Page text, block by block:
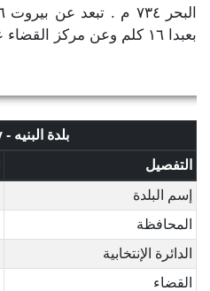
بعبدا ١٦ كلم وعن مركز القضاء عاليه ١٢ كلم.
بلدة البنيه - Binnay
التفصيل
إسم البلدة
المحافظة
الدائرة الإنتخابية
القضاء